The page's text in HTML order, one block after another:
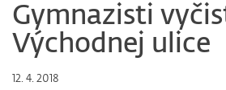
Gymnazisti
Východnej ulice
12. 4. 2018